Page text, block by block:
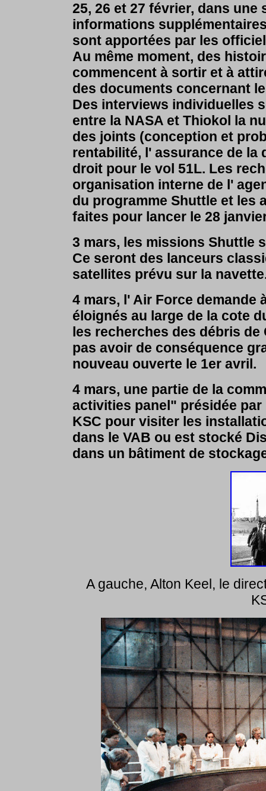
25, 26 et 27 février, dans
informations
sont apportées par les
Au même moment, des
commencent à sortir et à
des documents concernant
Des interviews individuelles
entre la NASA et Thiokol la
des joints (conception et
rentabilité, l' assurance de la
droit pour le vol 51L. Les
organisation interne de l'
du programme Shuttle et les
faites pour lancer le 28
3 mars, les missions Shuttle
Ce seront des lanceurs
satellites prévu sur la
4 mars, l' Air Force demande
éloignés au large de la cote
les recherches des débris
pas avoir de conséquence
nouveau ouverte le 1er avril.
4 mars, une partie de la
activities panel" présidée
KSC pour visiter les
dans le VAB ou est stocké
dans un bâtiment de
A gauche, Alton Keel, le